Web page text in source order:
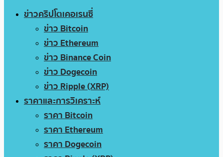
ข่าวคริปโตเคอเรนซี่
ข่าว Bitcoin
ข่าว Ethereum
ข่าว Binance Coin
ข่าว Dogecoin
ข่าว Ripple (XRP)
ราคาและการวิเคราะห์
ราคา Bitcoin
ราคา Ethereum
ราคา Dogecoin